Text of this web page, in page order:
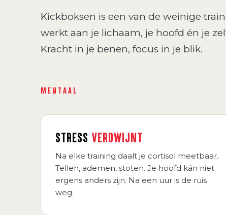
Kickboksen is een van de weinige
werkt aan je lichaam, je hoofd én je
Kracht in je benen, focus in je blik.
MENTAAL
STRESS VERDWIJNT
Na elke training daalt je cortisol meetbaar.
Tellen, ademen, stoten. Je hoofd kán niet
ergens anders zijn. Na een uur is de ruis
weg.